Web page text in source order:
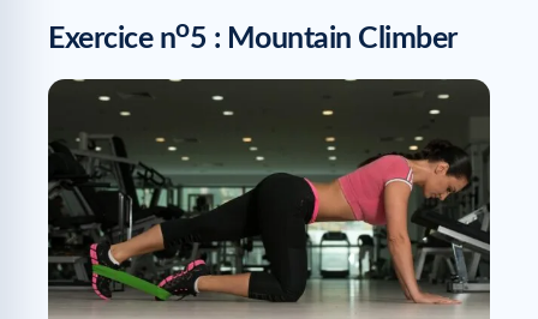
Exercice no5 : Mountain Climber